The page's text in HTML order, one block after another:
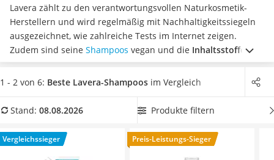
Reisehaartrockner
Eiweißpulver
Magnesiumpräparat
Katzenklappe
Nackenmassagegerät
Zeckenschutz Katze
Philips-Sonicare-Zahnbürste
Mineralfutter Pferd
Massagegerät
Lavera zählt zu den verantwortungsvollen Naturkosmetik-
Herstellern und wird regelmäßig mit Nachhaltigkeitssiegeln
ausgezeichnet, wie zahlreiche Tests im Internet zeigen.
Zudem sind seine Shampoos vegan und die Inhaltsstoffe
stammen größtenteils aus regional-biologischer
Eigenherstellungin Hannover. Wählen Sie jetzt ein Lavera-
einer besonderen Feuchtigkeit versorgtund ihnen zudem
einfach auf den angegebenen Haartyp, um das für sich beste
Shampoo zu finden. Überzeugt hat uns hier im August 2026
1 - 2 von 6: Beste Lavera-Shampoos im Vergleich
Stand: 08.08.2026 Produkte filtern
Vergleichssieger Preis-Leistungs-Sieger